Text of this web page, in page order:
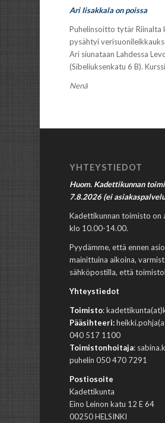
Ari Iisakkala on poissa
Puhelinsoitto tytär Riinalta
pysähtyi
Ari siunataan Lahdessa
(Sibeliuksenkatu 6 B).
Nenä
YHTEYSTIEDOT
Huom. Kadettikunnan
7.8.2026 (ei
Kadettikunnan toimisto on
klo 10.00-14.00.
Pyydämme, että ennen
mainittuina aikoina,
sähköpostilla, että
Yhteystiedot
Toimisto:
Pääsihteeri:
040 517 1100
Toimistonhoitaja:
puhelin 050 470 7291
Postiosoite
Kadettikunta
Eino Leinon katu 12 E 64
00250 HELSINKI